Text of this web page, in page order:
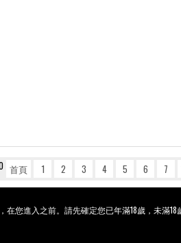
首頁 1 2 3 4 5 6 7
在您進入之前。請先確定您已年滿18歲，未滿18